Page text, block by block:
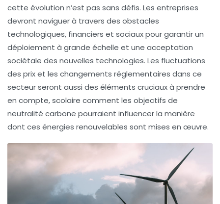
cette évolution n’est pas sans défis. Les entreprises
devront naviguer à travers des obstacles
technologiques, financiers et sociaux pour garantir un
déploiement à grande échelle et une acceptation
sociétale des nouvelles technologies. Les fluctuations
des prixet les changements réglementaires dans ce
secteur seront aussi des éléments cruciaux à prendre
en compte, scolaire comment les objectifs de
neutralité carbone pourraient influencer la manière
dont ces énergies renouvelables sont mises en œuvre.